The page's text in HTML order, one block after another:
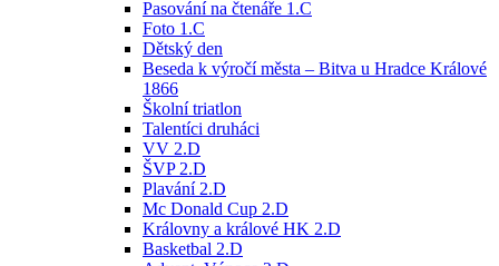
Pasování na čtenáře 1.C
Foto 1.C
Dětský den
Beseda k výročí města – Bitva u Hradce Králové
1866
Školní triatlon
Talentíci druháci
VV 2.D
ŠVP 2.D
Plavání 2.D
Mc Donald Cup 2.D
Královny a králové HK 2.D
Basketbal 2.D